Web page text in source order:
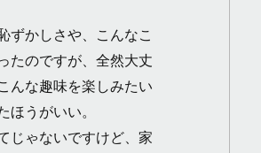
ずかしさや、こんなこ
たのですが、全然大丈
んな趣味を楽しみたい
ほうがいい。
じゃないですけど、家